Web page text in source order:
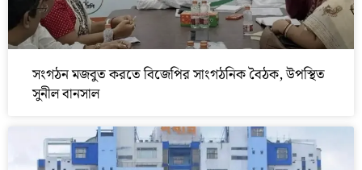
সংগঠন মজবুত করতে বিজেপির সাংগঠনিক বৈঠক, উপস্থিত
সুনীল বানসাল